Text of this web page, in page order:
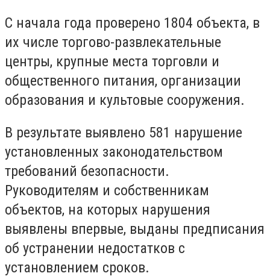
С начала года проверено 1804 объекта, в
их числе торгово-развлекательные
центры, крупные места торговли и
общественного питания, организации
образования и культовые сооружения.
В результате выявлено 581 нарушение
установленных законодательством
требований безопасности.
Руководителям и собственникам
объектов, на которых нарушения
выявлены впервые, выданы предписания
об устранении недостатков с
установлением сроков.